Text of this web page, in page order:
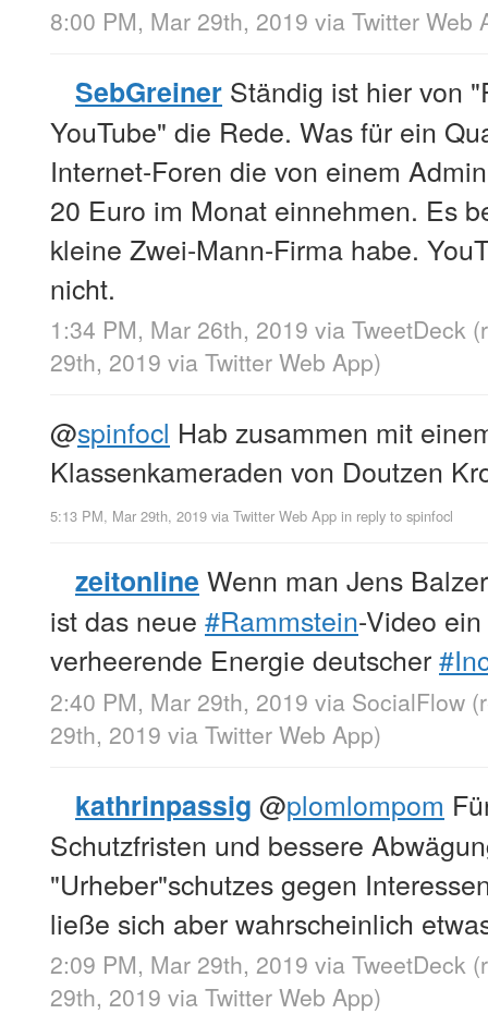
8:00 PM, Mar 29th, 2019 via Twitter Web
SebGreiner Ständig ist hier von
YouTube" die Rede. Was für ein
Internet-Foren die von einem
20 Euro im Monat einnehmen. Es
kleine Zwei-Mann-Firma habe.
nicht.
1:34 PM, Mar 26th, 2019 via TweetDeck
29th, 2019 via Twitter Web App)
@spinfocl Hab zusammen mit
Klassenkameraden von Doutzen
5:13 PM, Mar 29th, 2019 via Twitter Web App in reply to spinfocl
zeitonline Wenn man Jens
ist das neue #Rammstein-Video
verheerende Energie deutscher
2:40 PM, Mar 29th, 2019 via SocialFlow
29th, 2019 via Twitter Web App)
kathrinpassig @plomlompom
Schutzfristen und bessere
"Urheber"schutzes gegen
ließe sich aber wahrscheinlich
2:09 PM, Mar 29th, 2019 via TweetDeck
29th, 2019 via Twitter Web App)